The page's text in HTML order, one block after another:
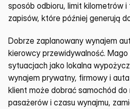
sposób odbioru, limit kilometrów
zapisów, które później generują
Dobrze zaplanowany wynajem
kierowcy przewidywalność.
sytuacjach jako lokalna
wynajem prywatny, firmowy i
klient może dobrać samochód do
pasażerów i czasu wynajmu,